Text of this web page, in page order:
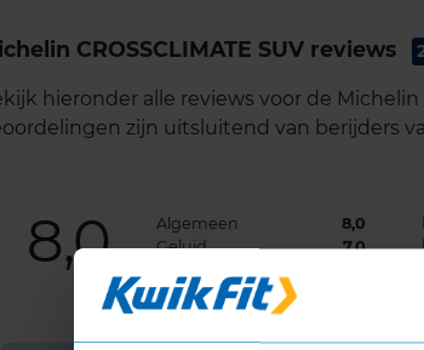
CROSSCLIMATE SUV reviews
hieronder alle reviews voor de Michelin
zijn uitsluitend van berijders
8,0 Algemeen
8,0
Geluid
7,0
Comfort